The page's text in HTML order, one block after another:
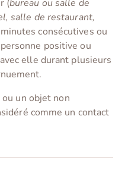
(bureau ou salle de
salle de restaurant,
consécutives ou
positive ou
elle durant plusieurs
un objet non
comme un contact